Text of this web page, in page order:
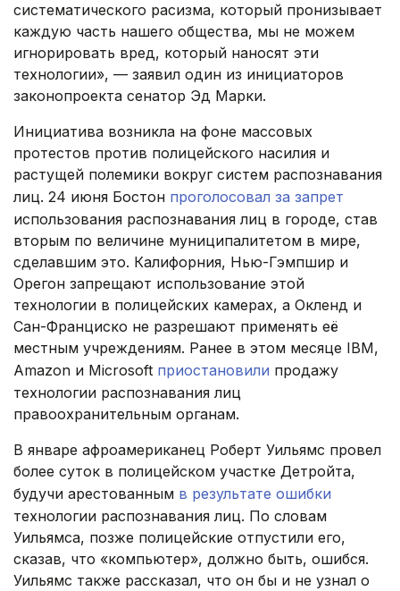
систематического расизма, который пронизывает
каждую часть нашего общества, мы не можем
игнорировать вред, который наносят эти
технологии», — заявил один из инициаторов
законопроекта сенатор Эд Марки.
Инициатива возникла на фоне массовых
протестов против полицейского насилия и
растущей полемики вокруг систем распознавания
лиц. 24 июня Бостон проголосовал за запрет
использования распознавания лиц в городе, став
вторым по величине муниципалитетом в мире,
сделавшим это. Калифорния, Нью-Гэмпшир и
Орегон запрещают использование этой
технологии в полицейских камерах, а Окленд и
Сан-Франциско не разрешают применять её
местным учреждениям. Ранее в этом месяце IBM,
Amazon и Microsoft приостановили продажу
технологии распознавания лиц
правоохранительным органам.
В январе афроамериканец Роберт Уильямс провел
более суток в полицейском участке Детройта,
будучи арестованным в результате ошибки
технологии распознавания лиц. По словам
Уильямса, позже полицейские отпустили его,
сказав, что «компьютер», должно быть, ошибся.
Уильямс также рассказал, что он бы и не узнал о